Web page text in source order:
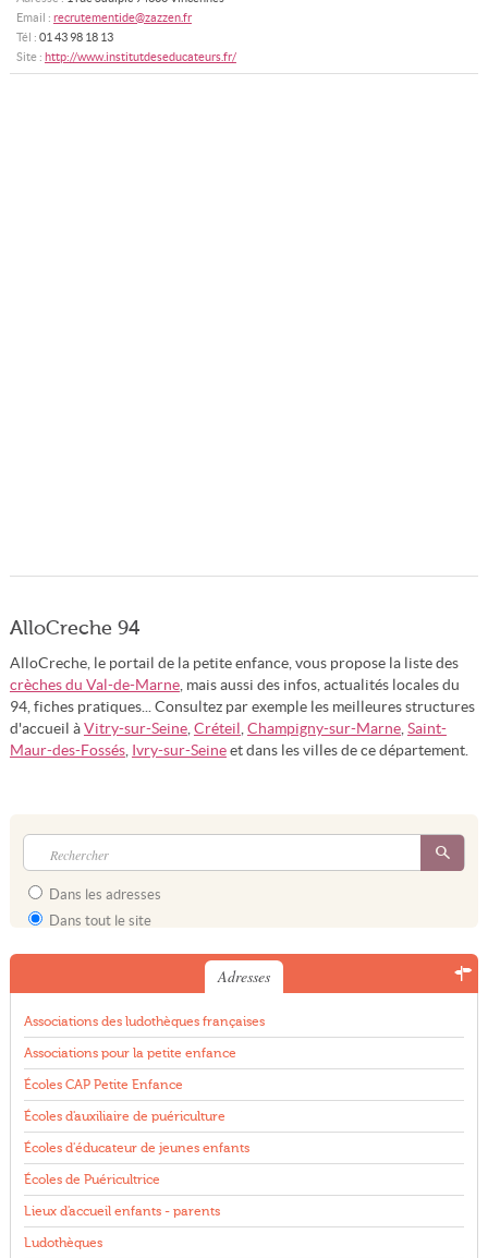
Email : recrutementide@zazzen.fr
Tél : 01 43 98 18 13
Site : http://www.institutdeseducateurs.fr/
AlloCreche 94
AlloCreche, le portail de la petite enfance, vous propose la liste des
crèches du Val-de-Marne, mais aussi des infos, actualités locales du
94, fiches pratiques... Consultez par exemple les meilleures structures
d'accueil à Vitry-sur-Seine, Créteil , Champigny-sur-Marne, Saint-
Maur-des-Fossés, Ivry-sur-Seineet dans les villes de ce département.
Dans les adresses
Dans tout le site
Adresses
Associations des ludothèques françaises
Associations pour la petite enfance
Écoles CAP Petite Enfance
Écoles d'auxiliaire de puériculture
Écoles d'éducateur de jeunes enfants
Écoles de Puéricultrice
Lieux d'accueil enfants - parents
Ludothèques